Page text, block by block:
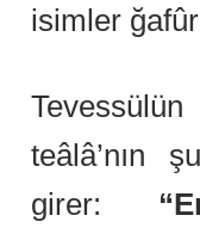
isimler
teâlâ’nın
girer: